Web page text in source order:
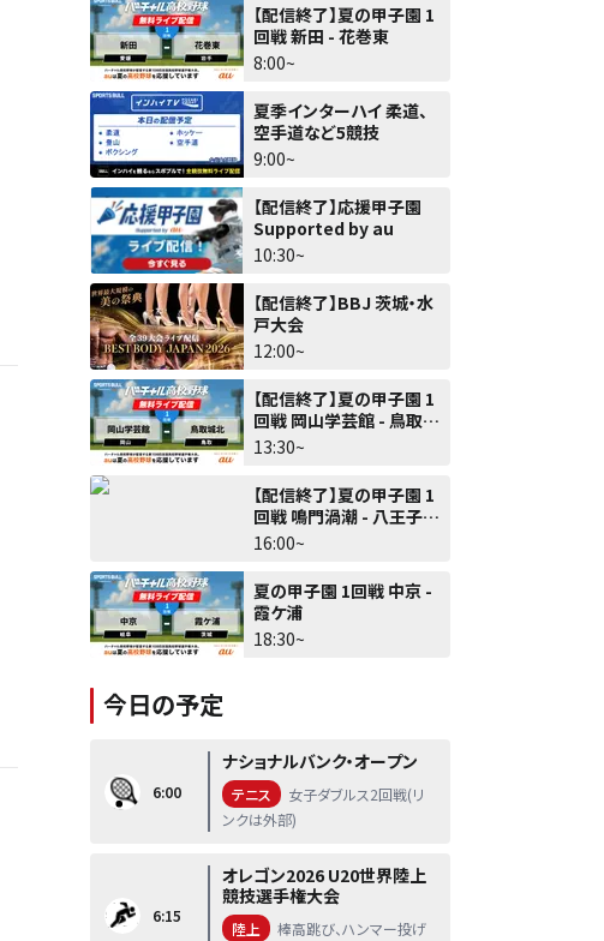
【配信終了】夏の甲子園 1
回戦 新田 - 花巻東
8:00~
夏季インターハイ 柔道、
空手道など5競技
9:00~
【配信終了】応援甲子園
Supported by au
10:30~
【配信終了】BBJ 茨城・水
戸大会
12:00~
【配信終了】夏の甲子園 1
回戦 岡山学芸館 - 鳥取城
北
13:30~
【配信終了】夏の甲子園 1
回戦 鳴門渦潮 - 八王子実
践
16:00~
夏の甲子園 1回戦 中京 -
霞ケ浦
18:30~
今日の予定
6:00
ナショナルバンク・オープン
テニス
女子ダブルス2回戦(リ
ンクは外部)
6:15
オレゴン2026 U20世界陸上
競技選手権大会
陸上
棒高跳び、ハンマー投げ